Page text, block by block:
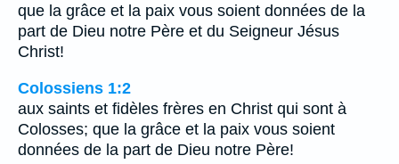
que la grâce et la paix vous soient données de la
part de Dieu notre Père et du Seigneur Jésus
Christ!
Colossiens 1:2
aux saints et fidèles frères en Christ qui sont à
Colosses; que la grâce et la paix vous soient
données de la part de Dieu notre Père!